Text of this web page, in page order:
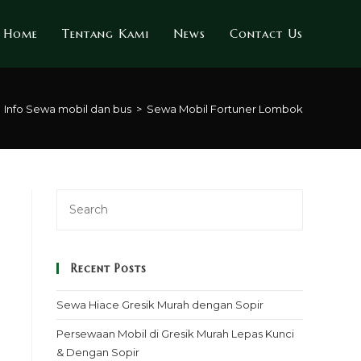
Home Tentang Kami News Contact Us
Info Sewa mobil dan bus > Sewa Mobil Fortuner Lombok
Recent Posts
Sewa Hiace Gresik Murah dengan Sopir
Persewaan Mobil di Gresik Murah Lepas Kunci
& Dengan Sopir